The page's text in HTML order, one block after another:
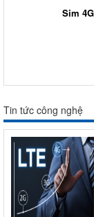
Sim
Tin tức công nghệ